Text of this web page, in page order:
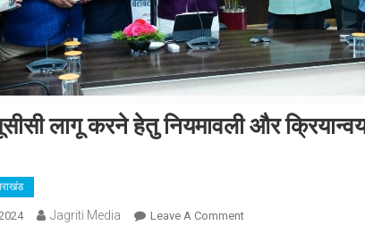
लागू करने हेतु नियमावली और
Jagriti Media Leave A CommentOn